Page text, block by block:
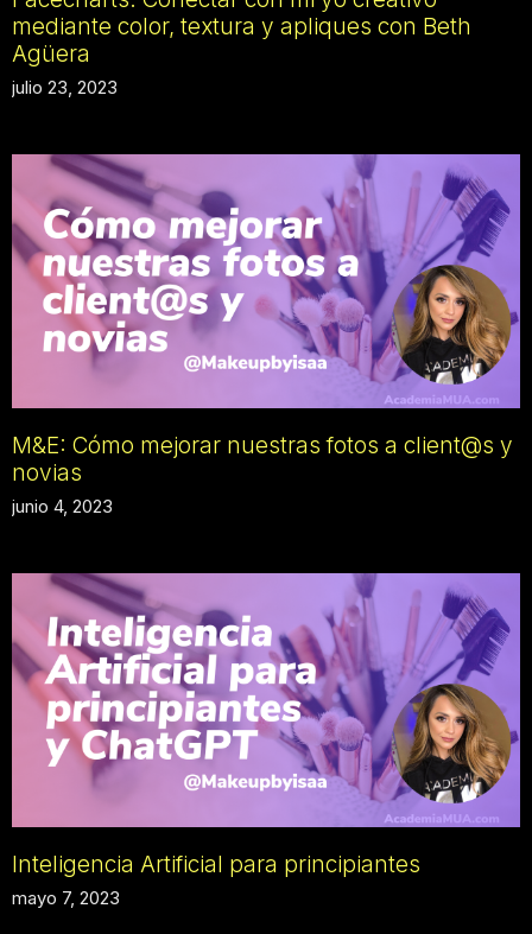
mediante color, textura y apliques con Beth
Agüera
julio 23, 2023
M&E: Cómo mejorar nuestras fotos a client@s y
novias
junio 4, 2023
Inteligencia Artificial para principiantes
mayo 7, 2023